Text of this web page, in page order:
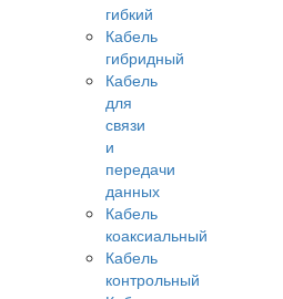
гибкий
Кабель
гибридный
Кабель
для
связи
и
передачи
данных
Кабель
коаксиальный
Кабель
контрольный